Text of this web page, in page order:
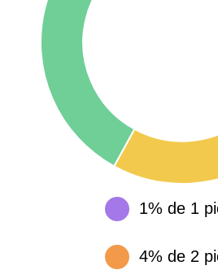
16ème
arrondissement
83000 - Toulon
Grenoble
1% de 1
4% de 2